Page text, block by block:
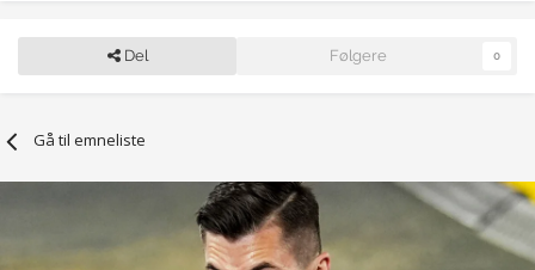
Del Følgere 0
Gå til emneliste